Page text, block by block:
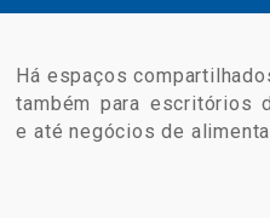
Há espaços
também para escritórios
e até negócios de